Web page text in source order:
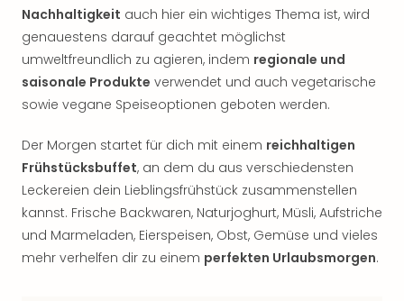
Nachhaltigkeit auch hier ein wichtiges Thema ist, wird
genauestens darauf geachtet möglichst
umweltfreundlich zu agieren, indem regionale und
saisonale Produkte verwendet und auch vegetarische
sowie vegane Speiseoptionen geboten werden.
Der Morgen startet für dich mit einem reichhaltigen
Frühstücksbuffet, an dem du aus verschiedensten
Leckereien dein Lieblingsfrühstück zusammenstellen
kannst. Frische Backwaren, Naturjoghurt, Müsli, Aufstriche
und Marmeladen, Eierspeisen, Obst, Gemüse und vieles
mehr verhelfen dir zu einem perfekten Urlaubsmorgen.